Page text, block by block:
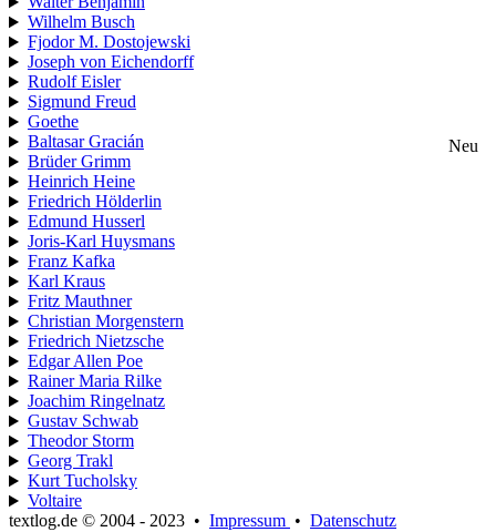
Wilhelm Busch
Fjodor M. Dostojewski
Joseph von Eichendorff
Rudolf Eisler
Sigmund Freud
Goethe
Baltasar Gracián
Neu
Brüder Grimm
Heinrich Heine
Friedrich Hölderlin
Edmund Husserl
Joris-Karl Huysmans
Franz Kafka
Karl Kraus
Fritz Mauthner
Christian Morgenstern
Friedrich Nietzsche
Edgar Allen Poe
Rainer Maria Rilke
Joachim Ringelnatz
Gustav Schwab
Theodor Storm
Georg Trakl
Kurt Tucholsky
Voltaire
textlog.de © 2004 - 2023 • Impressum • Datenschutz